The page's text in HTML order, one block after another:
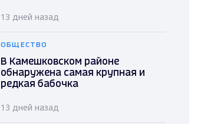
13 дней назад
ОБЩЕСТВО
В Камешковском районе
обнаружена самая крупная и
редкая бабочка
13 дней назад